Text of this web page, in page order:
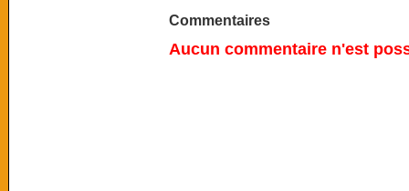
Commentaires
Aucun commentaire n'est